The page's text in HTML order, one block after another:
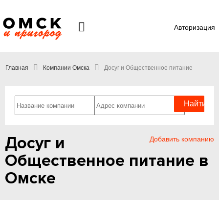
Авторизация
Главная Компании Омска Досуг и Общественное питание
Добавить компанию
Досуг и
Общественное питание в
Омске